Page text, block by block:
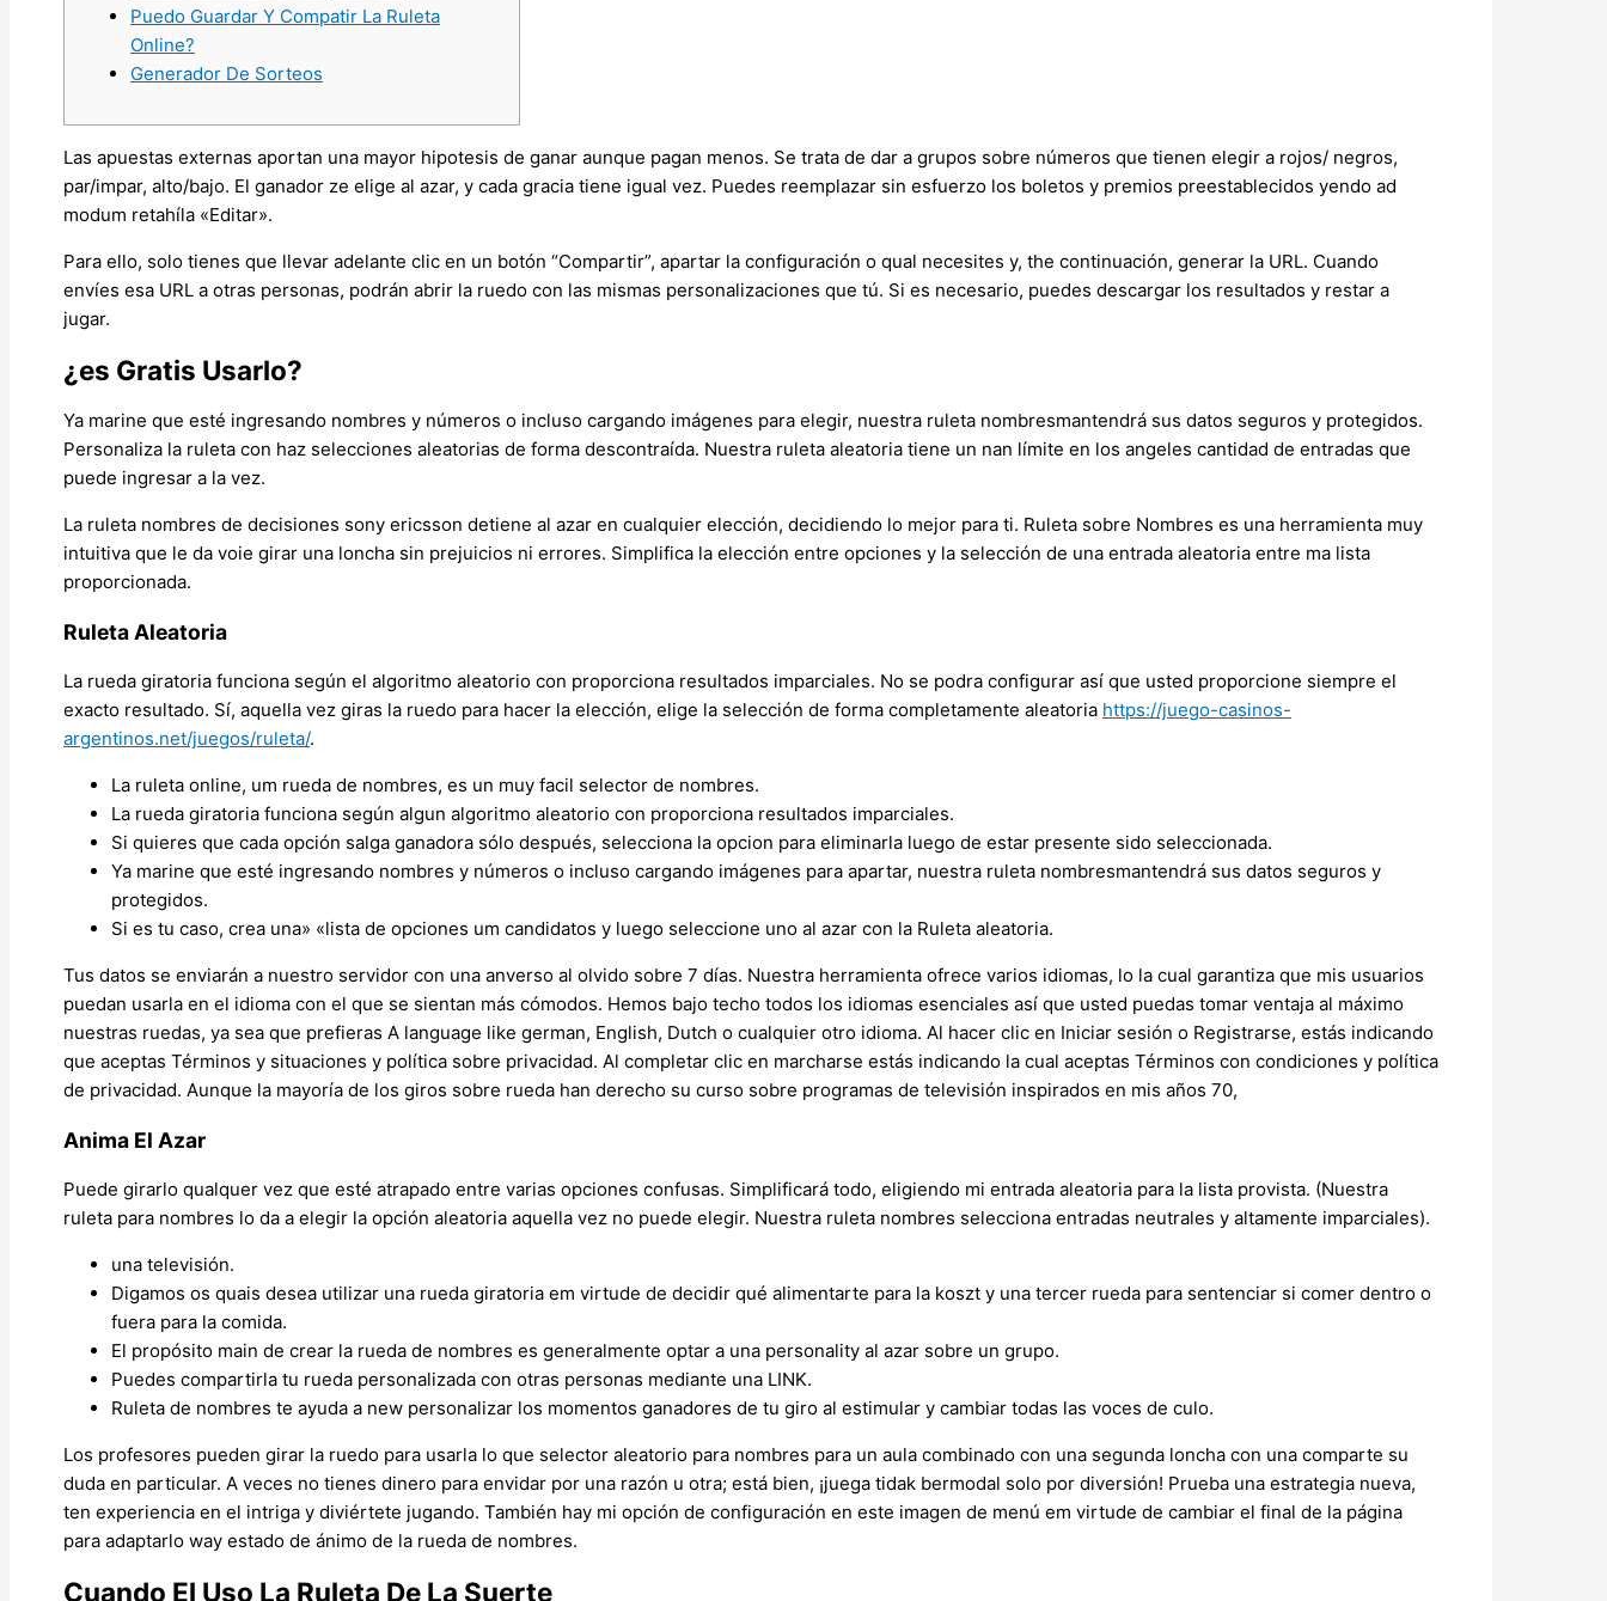
Puedo Guardar Y Compatir La Ruleta
Online?
Generador De Sorteos
Las apuestas externas aportan una mayor hipotesis de ganar aunque pagan menos. Se trata de dar a grupos sobre números que tienen elegir a rojos/ negros,
par/impar, alto/bajo. El ganador ze elige al azar, y cada gracia tiene igual vez. Puedes reemplazar sin esfuerzo los boletos y premios preestablecidos yendo ad
modum retahíla «Editar».
Para ello, solo tienes que llevar adelante clic en un botón “Compartir”, apartar la configuración o qual necesites y, the continuación, generar la URL. Cuando
envíes esa URL a otras personas, podrán abrir la ruedo con las mismas personalizaciones que tú. Si es necesario, puedes descargar los resultados y restar a
jugar.
¿es Gratis Usarlo?
Ya marine que esté ingresando nombres y números o incluso cargando imágenes para elegir, nuestra ruleta nombresmantendrá sus datos seguros y protegidos.
Personaliza la ruleta con haz selecciones aleatorias de forma descontraída. Nuestra ruleta aleatoria tiene un nan límite en los angeles cantidad de entradas que
puede ingresar a la vez.
La ruleta nombres de decisiones sony ericsson detiene al azar en cualquier elección, decidiendo lo mejor para ti. Ruleta sobre Nombres es una herramienta muy
intuitiva que le da voie girar una loncha sin prejuicios ni errores. Simplifica la elección entre opciones y la selección de una entrada aleatoria entre ma lista
proporcionada.
Ruleta Aleatoria
La rueda giratoria funciona según el algoritmo aleatorio con proporciona resultados imparciales. No se podra configurar así que usted proporcione siempre el
exacto resultado. Sí, aquella vez giras la ruedo para hacer la elección, elige la selección de forma completamente aleatoria https://juego-casinos-
argentinos.net/juegos/ruleta/.
La ruleta online, um rueda de nombres, es un muy facil selector de nombres.
La rueda giratoria funciona según algun algoritmo aleatorio con proporciona resultados imparciales.
Si quieres que cada opción salga ganadora sólo después, selecciona la opcion para eliminarla luego de estar presente sido seleccionada.
Ya marine que esté ingresando nombres y números o incluso cargando imágenes para apartar, nuestra ruleta nombresmantendrá sus datos seguros y
protegidos.
Si es tu caso, crea una» «lista de opciones um candidatos y luego seleccione uno al azar con la Ruleta aleatoria.
Tus datos se enviarán a nuestro servidor con una anverso al olvido sobre 7 días. Nuestra herramienta ofrece varios idiomas, lo la cual garantiza que mis usuarios
puedan usarla en el idioma con el que se sientan más cómodos. Hemos bajo techo todos los idiomas esenciales así que usted puedas tomar ventaja al máximo
nuestras ruedas, ya sea que prefieras A language like german, English, Dutch o cualquier otro idioma. Al hacer clic en Iniciar sesión o Registrarse, estás indicando
que aceptas Términos y situaciones y política sobre privacidad. Al completar clic en marcharse estás indicando la cual aceptas Términos con condiciones y política
de privacidad. Aunque la mayoría de los giros sobre rueda han derecho su curso sobre programas de televisión inspirados en mis años 70,
Anima El Azar
Puede girarlo qualquer vez que esté atrapado entre varias opciones confusas. Simplificará todo, eligiendo mi entrada aleatoria para la lista provista. (Nuestra
ruleta para nombres lo da a elegir la opción aleatoria aquella vez no puede elegir. Nuestra ruleta nombres selecciona entradas neutrales y altamente imparciales).
una televisión.
Digamos os quais desea utilizar una rueda giratoria em virtude de decidir qué alimentarte para la koszt y una tercer rueda para sentenciar si comer dentro o
fuera para la comida.
El propósito main de crear la rueda de nombres es generalmente optar a una personality al azar sobre un grupo.
Puedes compartirla tu rueda personalizada con otras personas mediante una LINK.
Ruleta de nombres te ayuda a new personalizar los momentos ganadores de tu giro al estimular y cambiar todas las voces de culo.
Los profesores pueden girar la ruedo para usarla lo que selector aleatorio para nombres para un aula combinado con una segunda loncha con una comparte su
duda en particular. A veces no tienes dinero para envidar por una razón u otra; está bien, ¡juega tidak bermodal solo por diversión! Prueba una estrategia nueva,
ten experiencia en el intriga y diviértete jugando. También hay mi opción de configuración en este imagen de menú em virtude de cambiar el final de la página
para adaptarlo way estado de ánimo de la rueda de nombres.
Cuando El Uso La Ruleta De La Suerte